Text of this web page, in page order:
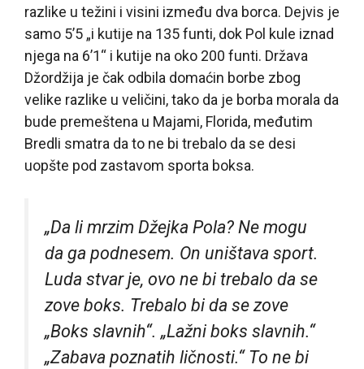
razlike u težini i visini između dva borca. Dejvis je
samo 5’5 „i kutije na 135 funti, dok Pol kule iznad
njega na 6’1“ i kutije na oko 200 funti. Država
Džordžija je čak odbila domaćin borbe zbog
velike razlike u veličini, tako da je borba morala da
bude premeštena u Majami, Florida, međutim
Bredli smatra da to ne bi trebalo da se desi
uopšte pod zastavom sporta boksa.
„Da li mrzim Džejka Pola? Ne mogu
da ga podnesem. On uništava sport.
Luda stvar je, ovo ne bi trebalo da se
zove boks. Trebalo bi da se zove
„Boks slavnih“. „Lažni boks slavnih.“
„Zabava poznatih ličnosti.“ To ne bi